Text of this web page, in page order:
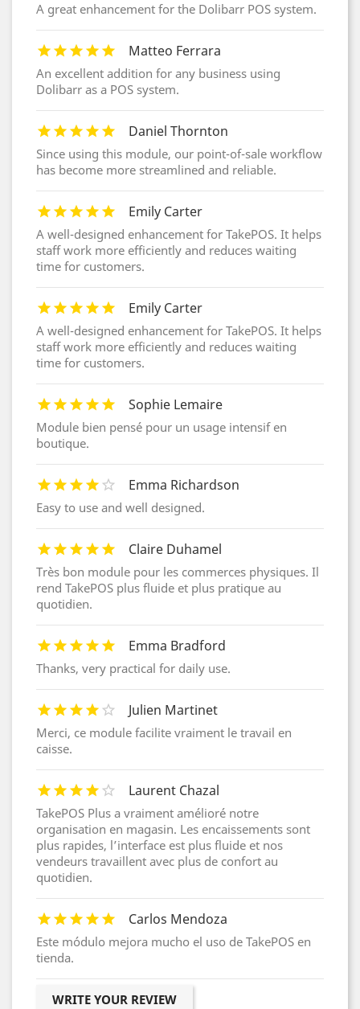
A great enhancement for the Dolibarr POS system.
Matteo Ferrara
An excellent addition for any business using
Dolibarr as a POS system.
Daniel Thornton
Since using this module, our point-of-sale workflow
has become more streamlined and reliable.
Emily Carter
A well-designed enhancement for TakePOS. It helps
staff work more efficiently and reduces waiting
time for customers.
Emily Carter
A well-designed enhancement for TakePOS. It helps
staff work more efficiently and reduces waiting
time for customers.
Sophie Lemaire
Module bien pensé pour un usage intensif en
boutique.
Emma Richardson
Easy to use and well designed.
Claire Duhamel
Très bon module pour les commerces physiques. Il
rend TakePOS plus fluide et plus pratique au
quotidien.
Emma Bradford
Thanks, very practical for daily use.
Julien Martinet
Merci, ce module facilite vraiment le travail en
caisse.
Laurent Chazal
TakePOS Plus a vraiment amélioré notre
organisation en magasin. Les encaissements sont
plus rapides, l’interface est plus fluide et nos
vendeurs travaillent avec plus de confort au
quotidien.
Carlos Mendoza
Este módulo mejora mucho el uso de TakePOS en
tienda.
WRITE YOUR REVIEW